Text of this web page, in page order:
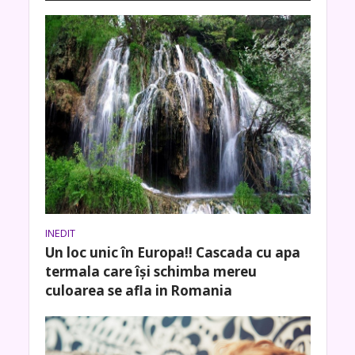
INEDIT
Un loc unic în Europa!! Cascada cu apa
termala care își schimba mereu
culoarea se afla in Romania